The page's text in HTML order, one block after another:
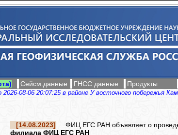
Сейсм.данные ГНСС данные Продукты
08-06 20:07:25 в районе У восточного побережья
[14.08.2023] ФИЦ ЕГС РАН объявляет о
филиала ФИЦ ЕГС РАН